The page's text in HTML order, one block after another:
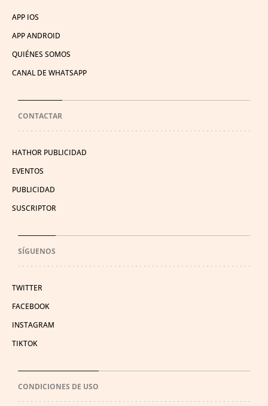
APP IOS
APP ANDROID
QUIÉNES SOMOS
CANAL DE WHATSAPP
CONTACTAR
HATHOR PUBLICIDAD
EVENTOS
PUBLICIDAD
SUSCRIPTOR
SÍGUENOS
TWITTER
FACEBOOK
INSTAGRAM
TIKTOK
CONDICIONES DE USO